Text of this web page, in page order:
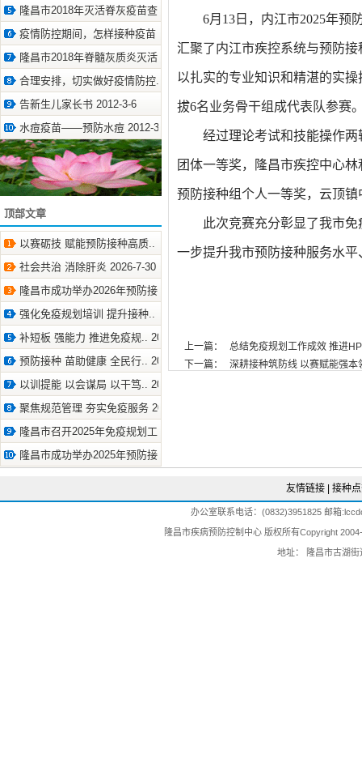
隆昌市2018年灭活脊灰疫苗查.. 2018-3-28
疫情防控期间，怎样接种疫苗 2020-4-23
隆昌市2018年脊髓灰质炎灭活.. 2018-3-28
合理安排，切实做好疫情防控.. 2020-3-16
告新生儿家长书 2012-3-6
水痘疫苗——预防水痘 2012-3-6
顶部文章
以赛砺技 赋能预防接种高质.. 2026-8-6
社会共治 消除肝炎 2026-7-30
隆昌市成功举办2026年预防接.. 2026-7-21
强化免疫规划培训 提升接种.. 2026-7-10
补短板 强能力 推进免疫规.. 2026-4-29
预防接种 苗助健康 全民行.. 2026-4-28
以训提能 以会谋局 以干笃.. 2026-2-4
聚焦规范管理 夯实免疫服务 2025-9-30
隆昌市召开2025年免疫规划工.. 2025-7-21
隆昌市成功举办2025年预防接.. 2025-7-4
6月13 日，内江市2025年预
汇聚了内江市疾控系统与预防
以扎实的专业知识和精湛的实
拔6名业务骨干组 成代表队参赛
经过理论考试和技能操作两
团体一等奖，隆昌市疾控中心
预防接种组个人一等奖，云顶
此次竞赛充分彰显了我市免
一步提升我市预防接种服务水
上一篇：
总结免疫规划工作成效 推进
下一篇：
深耕接种筑防线 以赛赋能强
友情链接 接种
办公室联系电话：(0832)3951825 邮箱
隆昌市疾病预防控制中心 版权所有Copyright
地址： 隆昌市古湖